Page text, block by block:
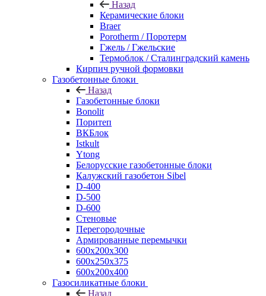
Назад
Керамические блоки
Braer
Porotherm / Поротерм
Гжель / Гжельские
Термоблок / Сталинградский камень
Кирпич ручной формовки
Газобетонные блоки
Назад
Газобетонные блоки
Bonolit
Поритеп
ВКБлок
Istkult
Ytong
Белорусские газобетонные блоки
Калужский газобетон Sibel
D-400
D-500
D-600
Стеновые
Перегородочные
Армированные перемычки
600х200х300
600х250х375
600х200х400
Газосиликатные блоки
Назад